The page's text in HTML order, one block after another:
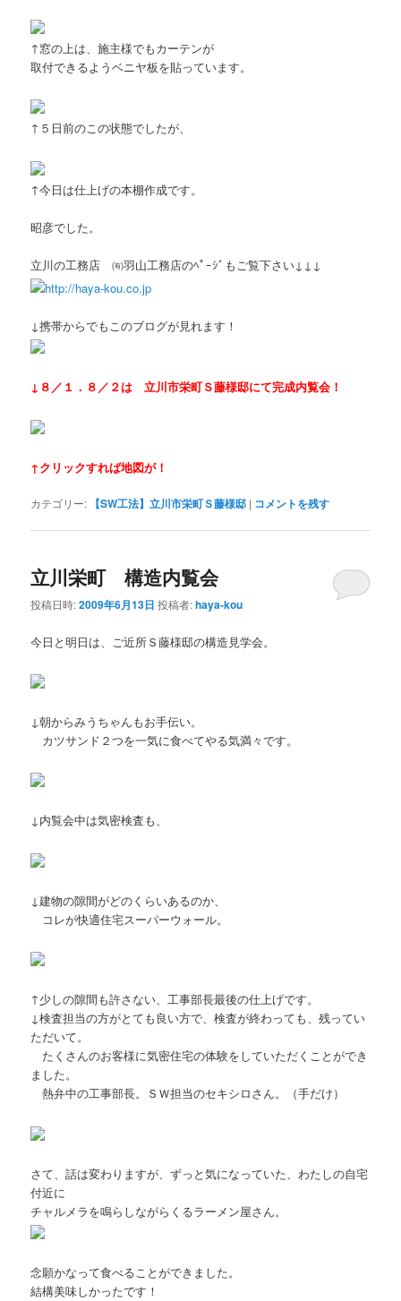
↑窓の上は、施主様でもカーテンが
取付できるようベニヤ板を貼っています。
↑５日前のこの状態でしたが、
↑今日は仕上げの本棚作成です。
昭彦でした。
立川の工務店 ㈲羽山工務店のﾍﾟｰｼﾞもご覧下さい↓↓↓
http://haya-kou.co.jp
↓携帯からでもこのブログが見れます！
↓８／１．８／２は 立川市栄町Ｓ藤様邸にて完成内覧会！
↑クリックすれば地図が！
カテゴリー: 【SW工法】立川市栄町Ｓ藤様邸 | コメントを残す
立川栄町 構造内覧会
投稿日時:2009年6月13日 投稿者:haya-kou
今日と明日は、ご近所Ｓ藤様邸の構造見学会。
↓朝からみうちゃんもお手伝い。
カツサンド２つを一気に食べてやる気満々です。
↓内覧会中は気密検査も、
↓建物の隙間がどのくらいあるのか、
コレが快適住宅スーパーウォール。
↑少しの隙間も許さない、工事部長最後の仕上げです。
↓検査担当の方がとても良い方で、検査が終わっても、残ってい
ただいて。
たくさんのお客様に気密住宅の体験をしていただくことができ
ました。
熱弁中の工事部長。ＳＷ担当のセキシロさん。（手だけ）
さて、話は変わりますが、ずっと気になっていた、わたしの自宅
付近に
チャルメラを鳴らしながらくるラーメン屋さん。
念願かなって食べることができました。
結構美味しかったです！